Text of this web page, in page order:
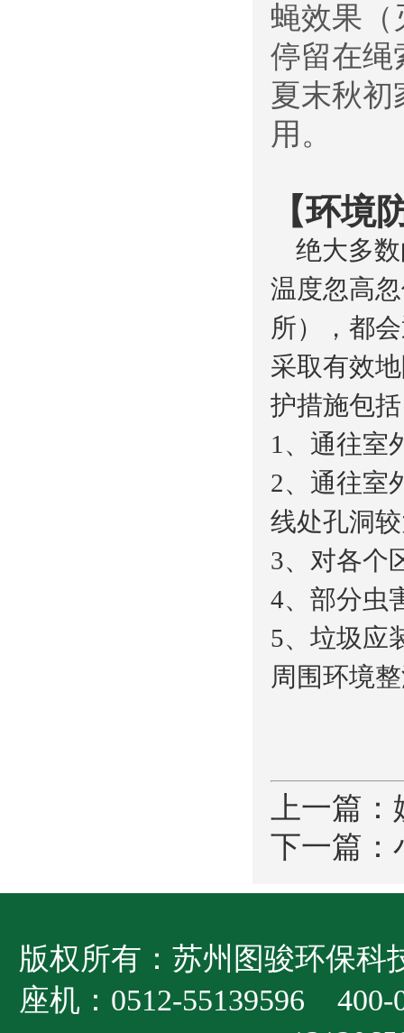
蝇效果（
停留在绳
夏末秋初
用。
【环境
绝大多数
温度忽高
所），都
采取有效
护措施包
1、通往室
2、通往室
线处孔洞
3、对各个
4、部分虫
5、垃圾应
周围环境
上一篇：
下一篇：
版权所有：苏州图骏环保
座机：0512-55139596